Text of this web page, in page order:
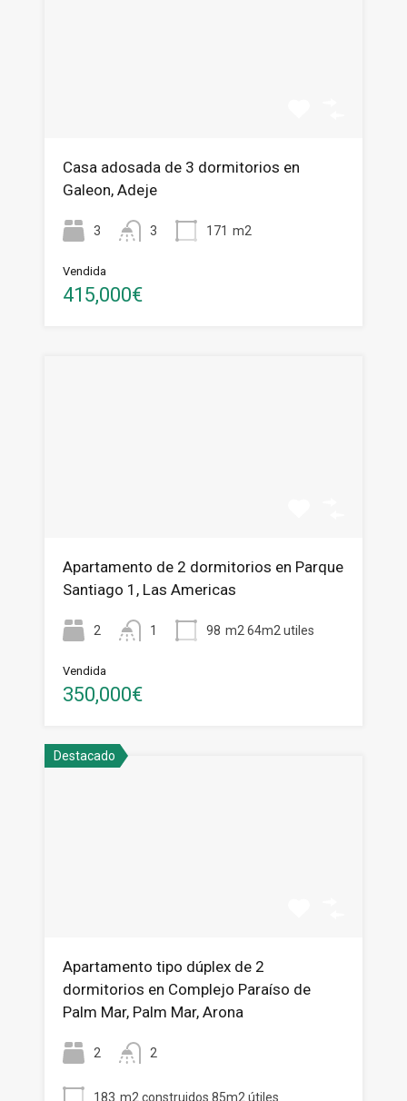
Casa adosada de 3 dormitorios en
Galeon, Adeje
3 3 171 m2
Vendida
415,000€
Apartamento de 2 dormitorios en Parque
Santiago 1, Las Americas
2 1 98 m2 64m2 utiles
Vendida
350,000€
Destacado
Apartamento tipo dúplex de 2
dormitorios en Complejo Paraíso de
Palm Mar, Palm Mar, Arona
2 2
183 m2 construidos 85m2 útiles